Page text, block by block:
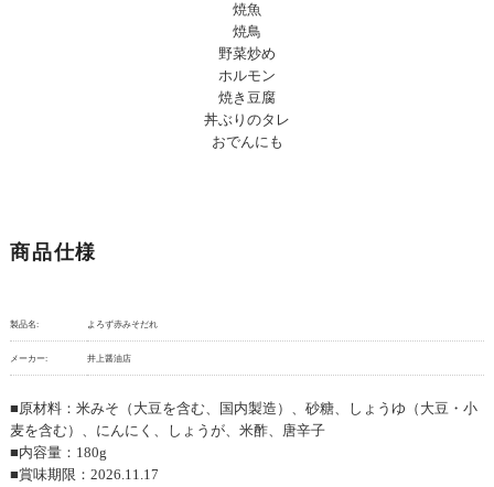
焼魚
焼鳥
野菜炒め
ホルモン
焼き豆腐
丼ぶりのタレ
おでんにも
商品仕様
製品名: よろず赤みそだれ
メーカー: 井上醤油店
■原材料：米みそ（大豆を含む、国内製造）、砂糖、しょうゆ（大豆・小
麦を含む）、にんにく、しょうが、米酢、唐辛子
■内容量：180g
■賞味期限：2026.11.17